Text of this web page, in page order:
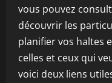
vous pouvez
découvrir les
planifier vos haltes
celles et ceux qui
voici deux liens